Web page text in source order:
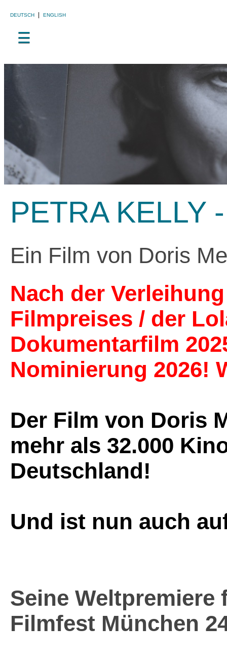
DEUTSCH ENGLISH
☰
PETRA KELLY
Ein Film von Doris
Nach der
Filmpreises / der
Dokumentarfilm
Nominierung 2026!
Der Film von Doris
mehr als 32.000
Und ist nun auch
Seine Weltpremiere
Filmfest München